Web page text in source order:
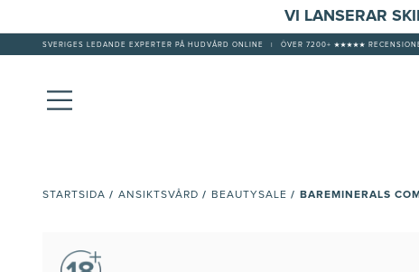
VI LANSERAR
SVERIGES LEDANDE EXPERTER PÅ HUDVÅRD ONLINE ÖVER 7200+ ★★★★★
STARTSIDA / ANSIKTSVÅRD / BEAUTYSALE / BAREMINERALS